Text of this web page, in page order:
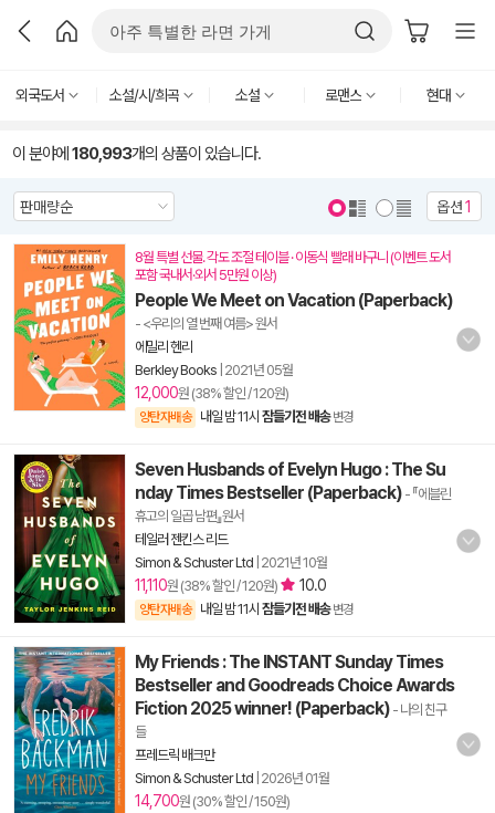
외국도서 소설/시/희곡 소설 로맨스 현대
이 분야에 180,993개의 상품이 있습니다.
옵션1
8월 특별 선물. 각도 조절 테이블 · 이동식 빨래 바구니 (이벤트 도서
포함 국내서·외서 5만원 이상)
People We Meet on Vacation (Paperback)
- <우리의 열 번째 여름> 원서
에밀리 헨리
Berkley Books 2021년 05월
12,000원 (38% 할인 / 120원)
양탄자배송 내일 밤 11시 잠들기전 배송 변경
Seven Husbands of Evelyn Hugo : The Su
nday Times Bestseller (Paperback) - 『에블린
휴고의 일곱 남편』원서
테일러 젠킨스 리드
Simon & Schuster Ltd 2021년 10월
11,110원 (38% 할인 / 120원) 10.0
양탄자배송 내일 밤 11시 잠들기전 배송 변경
My Friends : The INSTANT Sunday Times
Bestseller and Goodreads Choice Awards
Fiction 2025 winner! (Paperback) - 나의 친구
들
프레드릭 배크만
Simon & Schuster Ltd 2026년 01월
14,700원 (30% 할인 / 150원)